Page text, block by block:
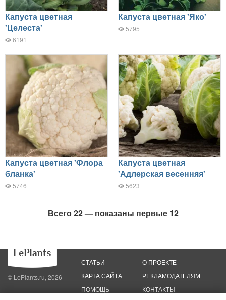
Капуста цветная
'Целеста'
6191
Капуста цветная 'Яко'
5795
Капуста цветная 'Флора
бланка'
5746
Капуста цветная
'Адлерская весенняя'
5623
Всего 22 — показаны первые 12
© LePlants.ru, 2026
СТАТЬИ
КАРТА САЙТА
ПОМОЩЬ
О ПРОЕКТЕ
РЕКЛАМОДАТЕЛЯМ
КОНТАКТЫ